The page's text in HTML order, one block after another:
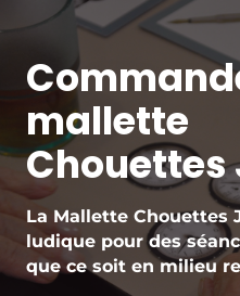
mallette
Chouettes
La Mallette Chouettes
ludique pour des
que ce soit en milieu